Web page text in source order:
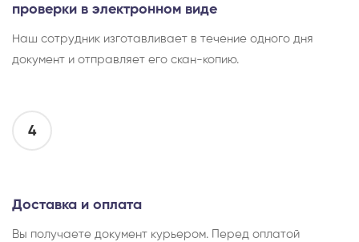
проверки в электронном виде
Наш сотрудник изготавливает в течение одного дня
документ и отправляет его скан-копию.
4
Доставка и оплата
Вы получаете документ курьером. Перед оплатой